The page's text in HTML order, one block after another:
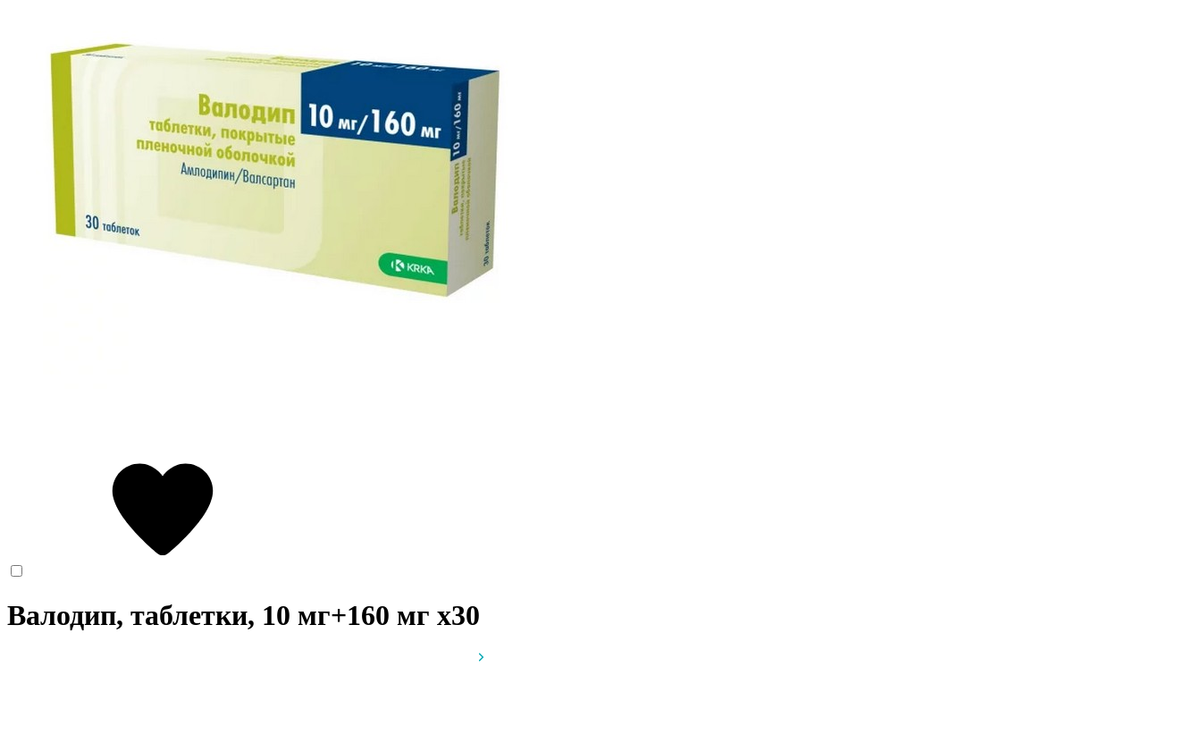
Валодип, таблетки, 10 мг+160 мг x30